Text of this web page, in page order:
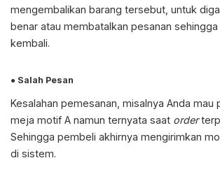
mengembalikan barang tersebut, untuk
benar atau membatalkan pesanan
kembali.
● Salah Pesan
Kesalahan pemesanan, misalnya Anda mau
meja motif A namun ternyata saat order
Sehingga pembeli akhirnya mengirimkan
di sistem.